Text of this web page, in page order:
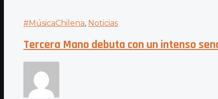
#MúsicaChilena, Noticias
Tercera Mano debuta con un intenso